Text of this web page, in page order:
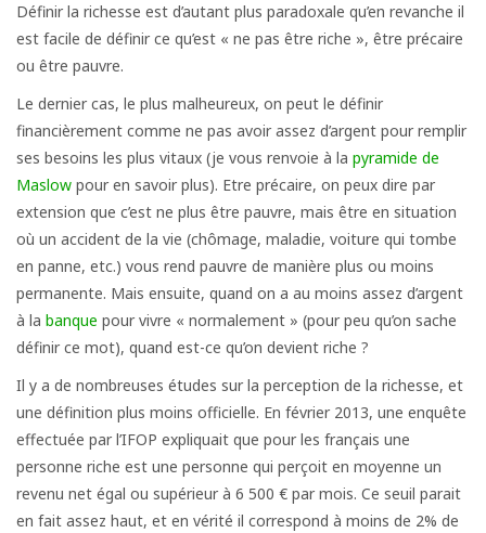
Définir la richesse est d’autant plus paradoxale qu’en revanche il
est facile de définir ce qu’est « ne pas être riche », être précaire
ou être pauvre.
Le dernier cas, le plus malheureux, on peut le définir
financièrement comme ne pas avoir assez d’argent pour remplir
ses besoins les plus vitaux (je vous renvoie à la pyramide de
Maslow pour en savoir plus). Etre précaire, on peux dire par
extension que c’est ne plus être pauvre, mais être en situation
où un accident de la vie (chômage, maladie, voiture qui tombe
en panne, etc.) vous rend pauvre de manière plus ou moins
permanente. Mais ensuite, quand on a au moins assez d’argent
à la banque pour vivre « normalement » (pour peu qu’on sache
définir ce mot), quand est-ce qu’on devient riche ?
Il y a de nombreuses études sur la perception de la richesse, et
une définition plus moins officielle. En février 2013, une enquête
effectuée par l’IFOP expliquait que pour les français une
personne riche est une personne qui perçoit en moyenne un
revenu net égal ou supérieur à 6 500 € par mois. Ce seuil parait
en fait assez haut, et en vérité il correspond à moins de 2% de